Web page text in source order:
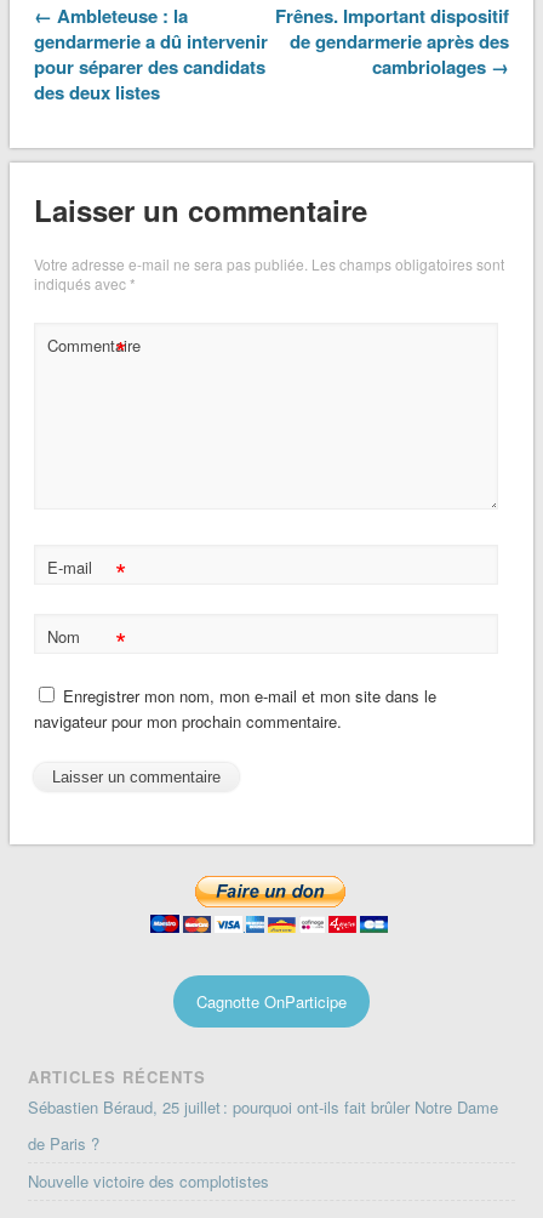
← Ambleteuse : la
gendarmerie a dû intervenir
pour séparer des candidats
des deux listes
Frênes. Important dispositif
de gendarmerie après des
cambriolages →
Laisser un commentaire
Votre adresse e-mail ne sera pas publiée. Les champs obligatoires sont
indiqués avec*
Commentaire
*
E-mail *
Nom *
Enregistrer mon nom, mon e-mail et mon site dans le
navigateur pour mon prochain commentaire.
Cagnotte OnParticipe
ARTICLES RÉCENTS
Sébastien Béraud, 25 juillet : pourquoi ont-ils fait brûler Notre Dame
de Paris ?
Nouvelle victoire des complotistes